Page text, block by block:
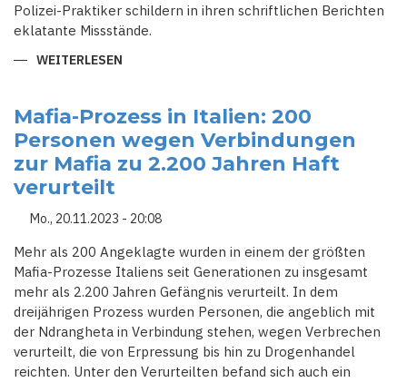
Polizei-Praktiker schildern in ihren schriftlichen Berichten
eklatante Missstände.
WEITERLESEN
SICHERHEIT
IN
NRW
Mafia-Prozess in Italien: 200
Personen wegen Verbindungen
zur Mafia zu 2.200 Jahren Haft
verurteilt
Mo., 20.11.2023 - 20:08
Mehr als 200 Angeklagte wurden in einem der größten
Mafia-Prozesse Italiens seit Generationen zu insgesamt
mehr als 2.200 Jahren Gefängnis verurteilt. In dem
dreijährigen Prozess wurden Personen, die angeblich mit
der Ndrangheta in Verbindung stehen, wegen Verbrechen
verurteilt, die von Erpressung bis hin zu Drogenhandel
reichten. Unter den Verurteilten befand sich auch ein